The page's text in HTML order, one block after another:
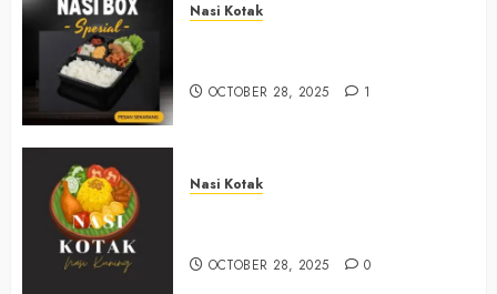
Nasi Kotak
OCTOBER 28, 2025 1
Nasi Kotak
OCTOBER 28, 2025 0